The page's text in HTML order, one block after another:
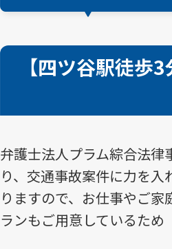
【四ツ谷駅徒歩
弁護士法人プラム綜合法
り、交通事故案件に力を
りますので、お仕事やご
ランもご用意しているため